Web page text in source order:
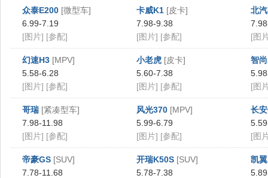
众泰E200 [微型车]
6.99-7.19
[图片] [参配]
卡威K1 [皮卡]
7.98-9.38
[图片] [参配]
北
[图
幻速H3 [MPV]
5.58-6.28
[图片] [参配]
小老虎 [皮卡]
5.60-7.38
[图片] [参配]
智
[图
哥瑞 [紧凑型车]
7.98-11.98
[图片] [参配]
风光370 [MPV]
5.99-6.79
[图片] [参配]
长
[图
帝豪GS [SUV]
7.78-11.68
开瑞K50S [SUV]
5.78-7.38
凯